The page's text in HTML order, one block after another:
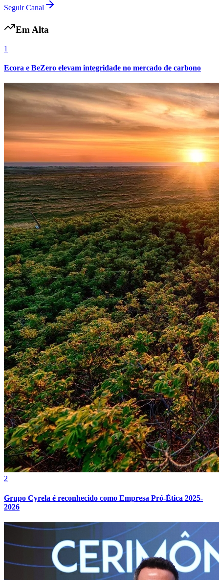
Botafogo
Grêmio
Seguir Canal
Em Alta
1
Ecora e BeZero elevam integridade no mercado de carbono
2
Grupo Cyrela é reconhecido como Empresa Pró-Ética 2025-
2026